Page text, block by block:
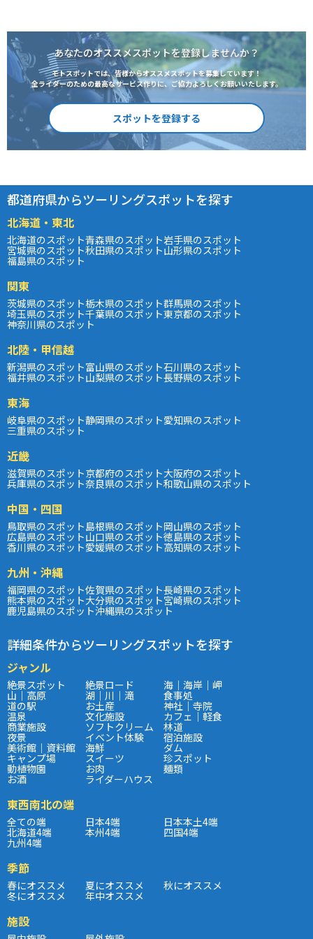
あなたのオススメスポットを登録しませんか？
モトスポットでは、皆様からオススメスポットを募集しています！
全ライダーのための最高なサービス作りに、ご協力よろしくお願いいたします。
スポットを登録する
都道府県からツーリングスポットを探す
北海道・東北
北海道のスポット青森県のスポット岩手県のスポット
宮城県のスポット秋田県のスポット山形県のスポット
福島県のスポット
関東
茨城県のスポット栃木県のスポット群馬県のスポット
埼玉県のスポット千葉県のスポット東京都のスポット
神奈川県のスポット
北陸・甲信越
新潟県のスポット富山県のスポット石川県のスポット
福井県のスポット山梨県のスポット長野県のスポット
東海
岐阜県のスポット静岡県のスポット愛知県のスポット
三重県のスポット
近畿
滋賀県のスポット京都府のスポット大阪府のスポット
兵庫県のスポット奈良県のスポット和歌山県のスポット
中国・四国
鳥取県のスポット島根県のスポット岡山県のスポット
広島県のスポット山口県のスポット徳島県のスポット
香川県のスポット愛媛県のスポット高知県のスポット
九州・沖縄
福岡県のスポット佐賀県のスポット長崎県のスポット
熊本県のスポット大分県のスポット宮崎県のスポット
鹿児島県のスポット沖縄県のスポット
詳細条件からツーリングスポットを探す
ジャンル
絶景スポット 絶景ロード 海｜海岸｜岬
山｜高原 湖｜川｜滝 食事処
道の駅 お土産 神社｜寺院
温泉 文化施設 カフェ｜軽食
商業施設 ソフトクリーム 林道
夜景 イベント体験 宿泊施設
美術館｜資料館 海鮮 ダム
キャンプ場 スイーツ 珍スポット
動植物園 お肉 麺類
お酒 ライダーハウス
東西南北の端
全ての端 日本4端 日本本土4端
北海道4端 本州4端 四国4端
九州4端
季節
春にオススメ 夏にオススメ 秋にオススメ
冬にオススメ 年中オススメ
施設